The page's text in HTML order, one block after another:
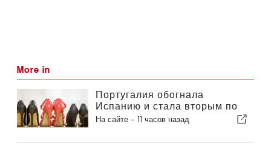
More in
Португалия обогнала
Испанию и стала вторым по
величине производителем
На сайте - 11 часов назад